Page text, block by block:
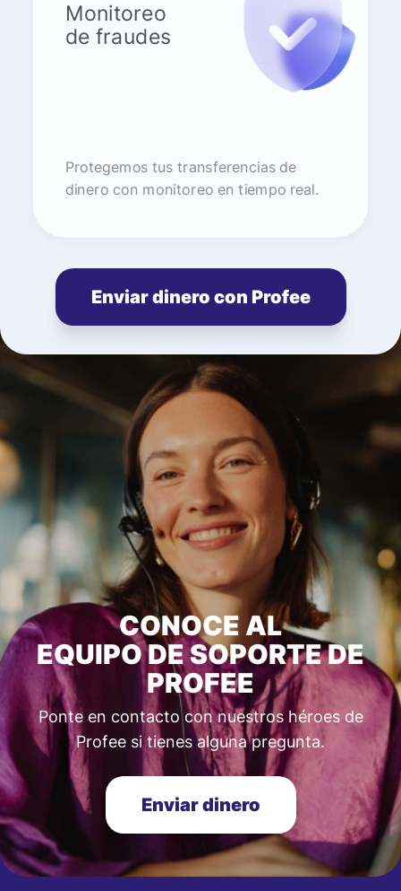
Monitoreo
de fraudes
Protegemos tus transferencias de
dinero con monitoreo en tiempo real.
Enviar dinero con Profee
CONOCE AL
EQUIPO DE SOPORTE DE
PROFEE
Ponte en contacto con nuestros héroes de
Profee si tienes alguna pregunta.
Enviar dinero